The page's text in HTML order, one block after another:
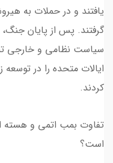
یافتند و در حملات به
گرفتند. پس از پایان
سیاست نظامی و خارجی
ایالات متحده را در
کردند.
تفاوت بمب اتمی و هسته
است؟